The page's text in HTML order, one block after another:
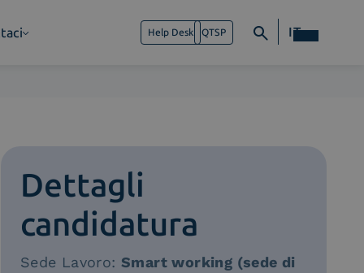
Help Desk QTSP IT
Dettagli
candidatura
Sede Lavoro: Smart working (sede di